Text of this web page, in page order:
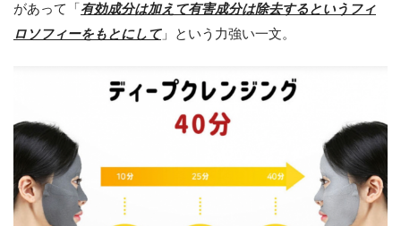
があって「 有効成分は加えて有害成分は除去するというフィ
ロソフィーをもとにして」という力強い一文。